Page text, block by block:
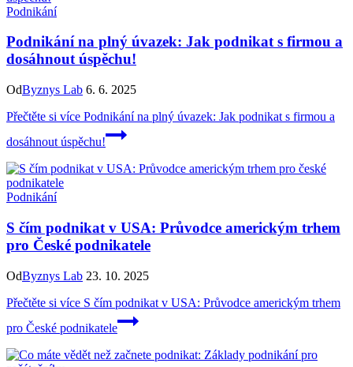
Podnikání
Podnikání na plný úvazek: Jak podnikat s firmou a
dosáhnout úspěchu!
OdByznys Lab 6. 6. 2025
Přečtěte si více Podnikání na plný úvazek: Jak podnikat s firmou a
dosáhnout úspěchu!
Podnikání
S čím podnikat v USA: Průvodce americkým trhem
pro České podnikatele
OdByznys Lab 23. 10. 2025
Přečtěte si více S čím podnikat v USA: Průvodce americkým trhem
pro České podnikatele